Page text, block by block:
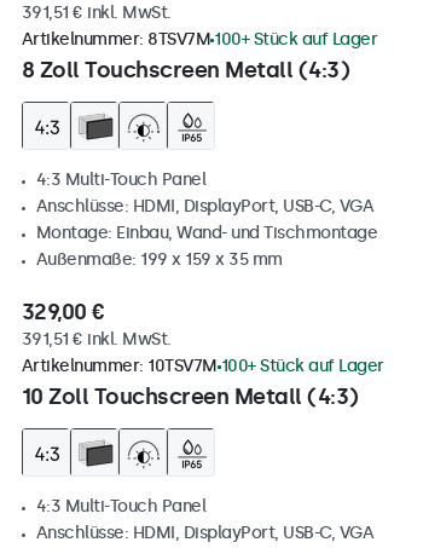
391,51 € inkl. MwSt.
8 Zoll Touchscreen Metall (4:3)
Artikelnummer: 8TSV7M 100+ Stück auf Lager
4:3 Multi-Touch Panel
Anschlüsse: HDMI, DisplayPort, USB-C, VGA
Montage: Einbau, Wand- und Tischmontage
Außenmaße: 199 x 159 x 35 mm
329,00 €
391,51 € inkl. MwSt.
10 Zoll Touchscreen Metall (4:3)
Artikelnummer: 10TSV7M 100+ Stück auf Lager
4:3 Multi-Touch Panel
Anschlüsse: HDMI, DisplayPort, USB-C, VGA